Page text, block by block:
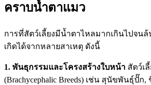
คราบน้ำตาแมว
การที่สัตว์เลี้ยงมีน้ำตาไหลมากเกินไปจน
เกิดได้จากหลายสาเหตุ ดังนี้
1. พันธุกรรมและโครงสร้างใบหน้า สัตว์เ
(Brachycephalic Breeds) เช่น สุนัขพันธุ์ปั๊